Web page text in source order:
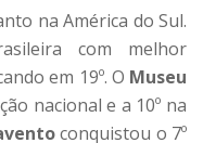
na América do Sul.
com melhor
em 19º. O Museu
nacional e a 10º na
conquistou o 7º